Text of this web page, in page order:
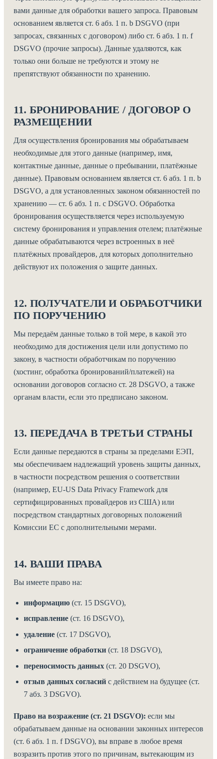
вами данные для обработки вашего запроса. Правовым
основанием является ст. 6 абз. 1 п. b DSGVO (при
запросах, связанных с договором) либо ст. 6 абз. 1 п. f
DSGVO (прочие запросы). Данные удаляются, как
только они больше не требуются и этому не
препятствуют обязанности по хранению.
11. БРОНИРОВАНИЕ / ДОГОВОР О
РАЗМЕЩЕНИИ
Для осуществления бронирования мы обрабатываем
необходимые для этого данные (например, имя,
контактные данные, данные о пребывании, платёжные
данные). Правовым основанием является ст. 6 абз. 1 п. b
DSGVO, а для установленных законом обязанностей по
хранению — ст. 6 абз. 1 п. c DSGVO. Обработка
бронирования осуществляется через используемую
систему бронирования и управления отелем; платёжные
данные обрабатываются через встроенных в неё
платёжных провайдеров, для которых дополнительно
действуют их положения о защите данных.
12. ПОЛУЧАТЕЛИ И ОБРАБОТЧИКИ
ПО ПОРУЧЕНИЮ
Мы передаём данные только в той мере, в какой это
необходимо для достижения цели или допустимо по
закону, в частности обработчикам по поручению
(хостинг, обработка бронирований/платежей) на
основании договоров согласно ст. 28 DSGVO, а также
органам власти, если это предписано законом.
13. ПЕРЕДАЧА В ТРЕТЬИ СТРАНЫ
Если данные передаются в страны за пределами ЕЭП,
мы обеспечиваем надлежащий уровень защиты данных,
в частности посредством решения о соответствии
(например, EU-US Data Privacy Framework для
сертифицированных провайдеров из США) или
посредством стандартных договорных положений
Комиссии ЕС с дополнительными мерами.
14. ВАШИ ПРАВА
Вы имеете право на:
информацию(ст. 15 DSGVO),
исправление(ст. 16 DSGVO),
удаление(ст. 17 DSGVO),
ограничение обработки(ст. 18 DSGVO),
переносимость данных(ст. 20 DSGVO),
отзыв данных согласийс действием на будущее (ст.
7 абз. 3 DSGVO).
Право на возражение (ст. 21 DSGVO): если мы
обрабатываем данные на основании законных интересов
(ст. 6 абз. 1 п. f DSGVO), вы вправе в любое время
возразить против этого по причинам, вытекающим из